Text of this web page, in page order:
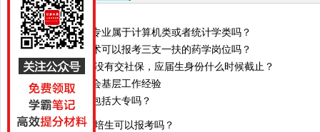
信息与计算科学专业属于计算机类或者统计学类吗？
大专药物制剂技术可以报考三支一扶的药学岗位吗？
2024年毕业生，没有交社保，应届生身份什么时候截止？
哪些可以算是社会基层工作经验
全日制大专以上包括大专吗？
2025年毕业的委培生可以报考吗？